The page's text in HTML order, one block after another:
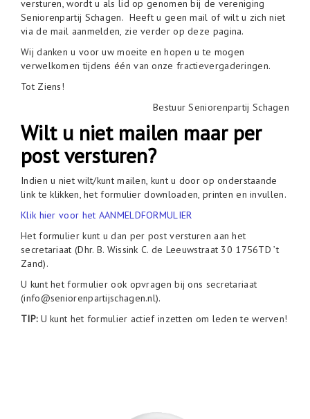
versturen, wordt u als lid op genomen bij de vereniging
Seniorenpartij Schagen. Heeft u geen mail of wilt u zich niet
via de mail aanmelden, zie verder op deze pagina.
Wij danken u voor uw moeite en hopen u te mogen
verwelkomen tijdens één van onze fractievergaderingen.
Tot Ziens!
Bestuur Seniorenpartij Schagen
Wilt u niet mailen maar per
post versturen?
Indien u niet wilt/kunt mailen, kunt u door op onderstaande
link te klikken, het formulier downloaden, printen en invullen.
Klik hier voor het AANMELDFORMULIER
Het formulier kunt u dan per post versturen aan het
secretariaat (Dhr. B. Wissink C. de Leeuwstraat 30 1756TD ’t
Zand).
U kunt het formulier ook opvragen bij ons secretariaat
(info@seniorenpartijschagen.nl).
TIP:U kunt het formulier actief inzetten om leden te werven!